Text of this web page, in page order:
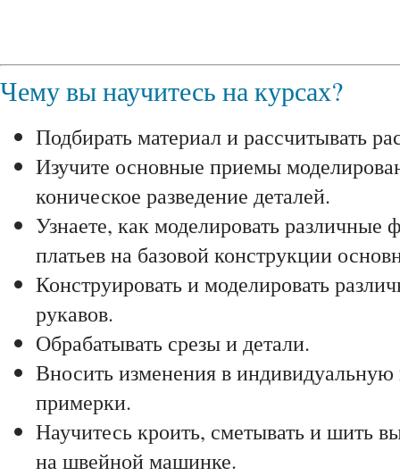
Чему вы научитесь на курсах?
Подбирать материал и рассчитывать
Изучите основные приемы
коническое разведение деталей.
Узнаете, как моделировать различные
платьев на базовой конструкции
Конструировать и моделировать
рукавов.
Обрабатывать срезы и детали.
Вносить изменения в
примерки.
Научитесь кроить, сметывать и шить
на швейной машинке.